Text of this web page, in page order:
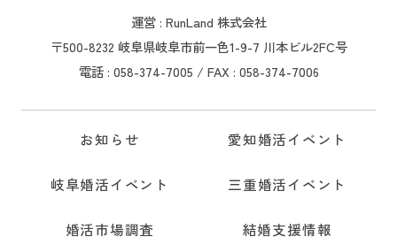
運営 : RunLand 株式会社
〒500-8232 岐阜県岐阜市前一色1-9-7 川本ビル2FC号
電話 : 058-374-7005 / FAX : 058-374-7006
お知らせ 愛知婚活イベント
岐阜婚活イベント 三重婚活イベント
婚活市場調査 結婚支援情報